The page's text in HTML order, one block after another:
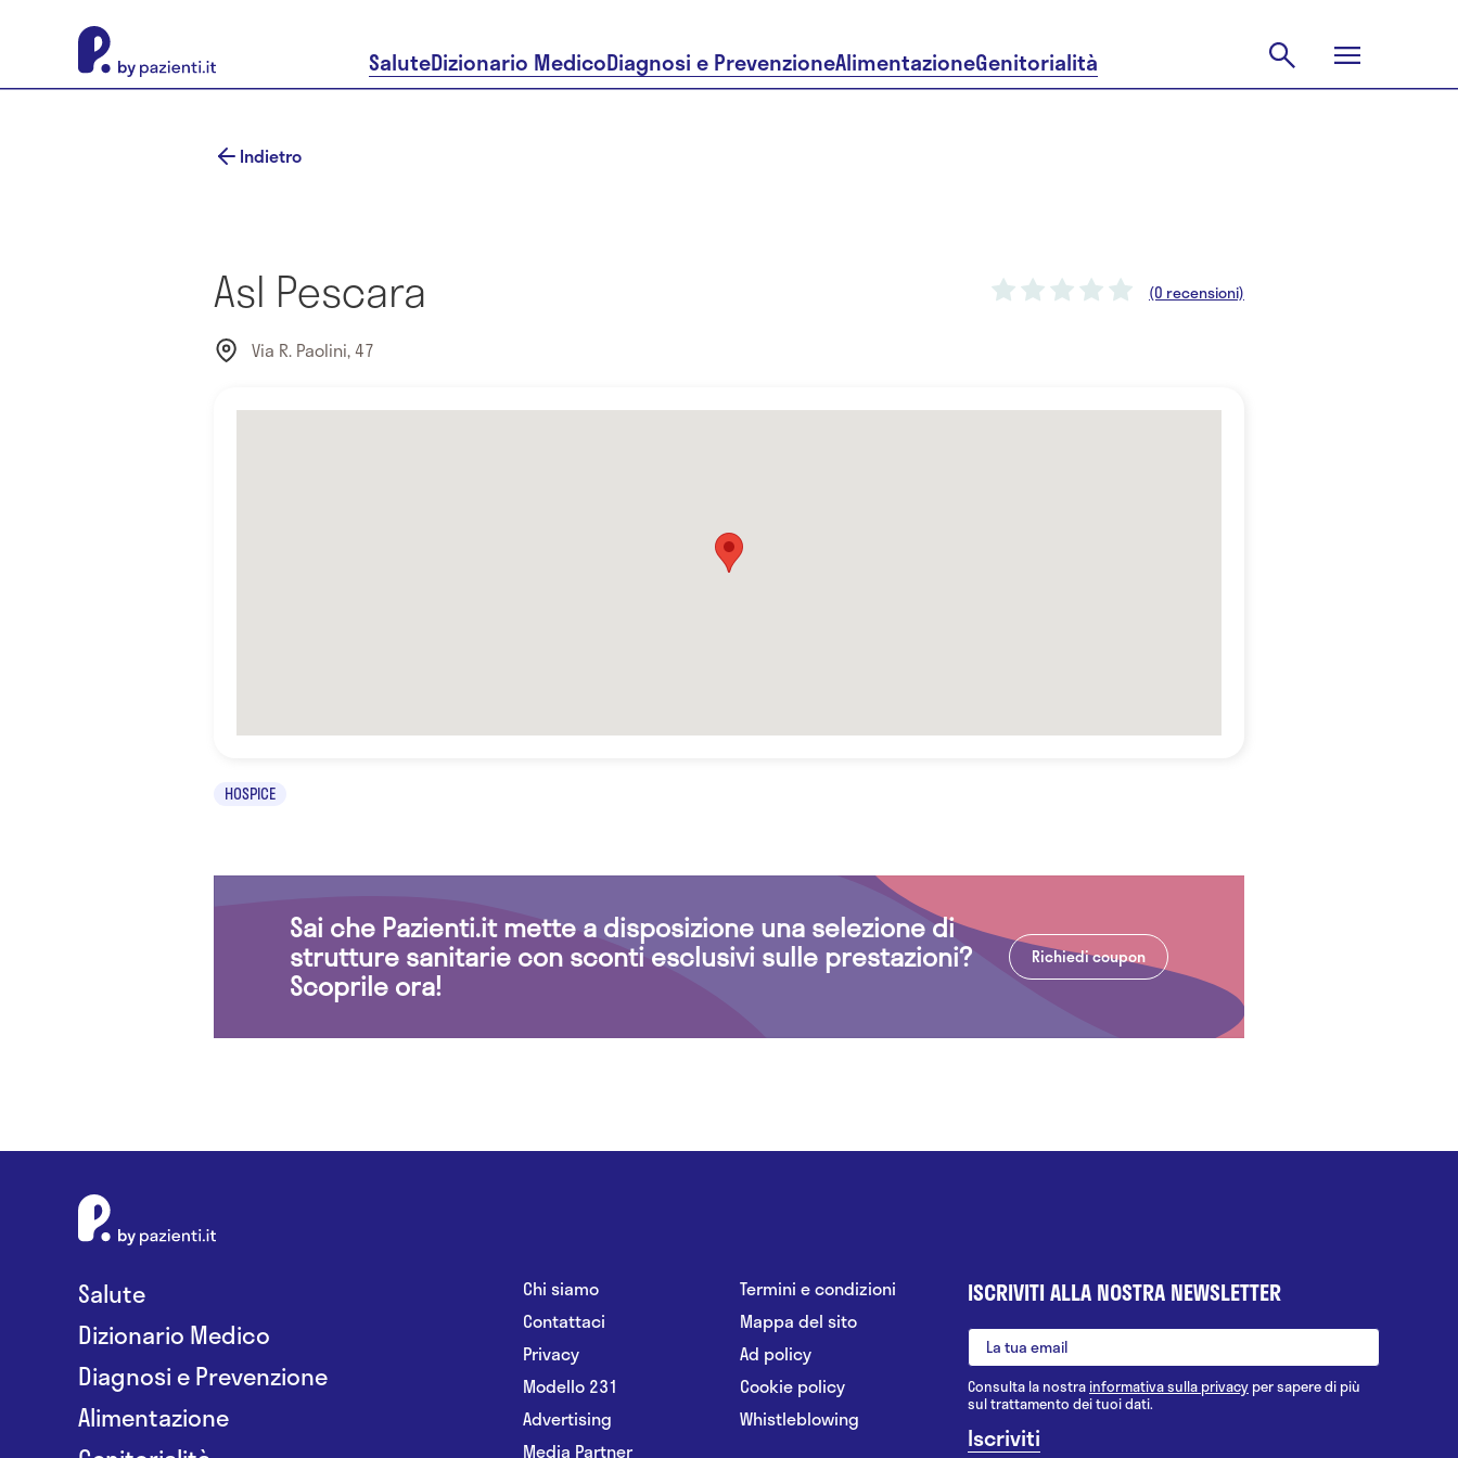
SaluteDizionario MedicoDiagnosi e PrevenzioneAlimentazioneGenitorialità
Indietro
Asl Pescara (0 recensioni)
Via R. Paolini, 47
HOSPICE
Sai che Pazienti.it mette a disposizione una selezione di
strutture sanitarie con sconti esclusivi sulle prestazioni?
Scoprile ora!
Richiedi coupon
Salute
Dizionario Medico
Diagnosi e Prevenzione
Alimentazione
Chi siamo
Contattaci
Privacy
Modello 231
Advertising
Media Partner
Termini e condizioni
Mappa del sito
Ad policy
Cookie policy
Whistleblowing
ISCRIVITI ALLA NOSTRA NEWSLETTER
Consulta la nostrainformativa sulla privacy per sapere di più
sul trattamento dei tuoi dati.